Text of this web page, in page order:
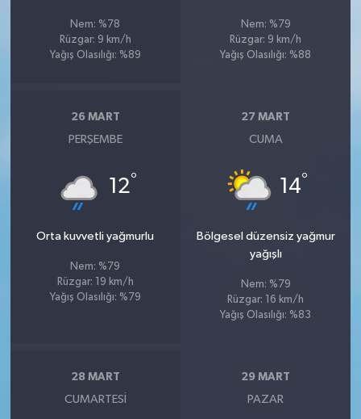
Nem: %78
Rüzgar: 9 km/h
Yağış Olasılığı: %89
Nem: %79
Rüzgar: 9 km/h
Yağış Olasılığı: %88
26 MART
PERŞEMBE
12°
Orta kuvvetli yağmurlu
Nem: %79
Rüzgar: 19 km/h
Yağış Olasılığı: %79
27 MART
CUMA
14°
Bölgesel düzensiz yağmur
yağışlı
Nem: %79
Rüzgar: 16 km/h
Yağış Olasılığı: %83
28 MART
CUMARTESI
29 MART
PAZAR